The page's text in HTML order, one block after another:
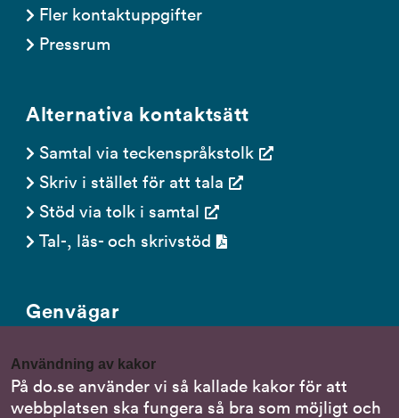
Användning av kakor
På do.se använder vi så kallade kakor för att
webbplatsen ska fungera så bra som möjligt och
Fler kontaktuppgifter
Pressrum
Alternativa kontaktsätt
Samtal via teckenspråkstolk
Skriv i stället för att tala
Stöd via tolk i samtal
Tal-, läs- och skrivstöd
Genvägar
Nationella minoritetsspråk
Om DO:s webbplats